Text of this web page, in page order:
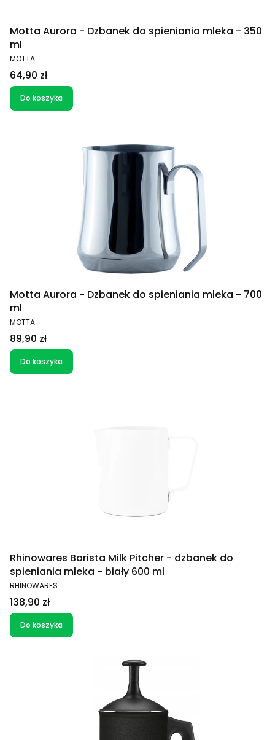
Motta Aurora - Dzbanek do spieniania mleka - 350
ml
PRODUCENT
MOTTA
Cena
64,90 zł
Do koszyka
Motta Aurora - Dzbanek do spieniania mleka - 700
ml
PRODUCENT
MOTTA
Cena
89,90 zł
Do koszyka
Rhinowares Barista Milk Pitcher - dzbanek do
spieniania mleka - biały 600 ml
PRODUCENT
RHINOWARES
Cena
138,90 zł
Do koszyka